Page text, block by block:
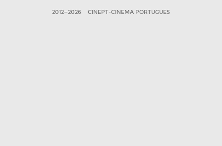
2012—2026 CINEPT-CINEMA PORTUGUES